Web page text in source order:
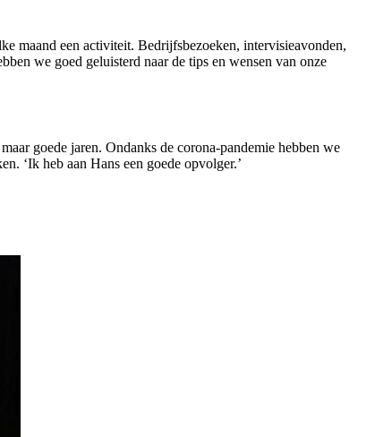
maand een activiteit. Bedrijfsbezoeken, intervisieavonden,
we goed geluisterd naar de tips en wensen van onze
goede jaren. Ondanks de corona-pandemie hebben we
‘Ik heb aan Hans een goede opvolger.’